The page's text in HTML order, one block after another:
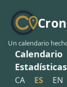
Un calendario
Calendario
Estadísticas
CA ES EN